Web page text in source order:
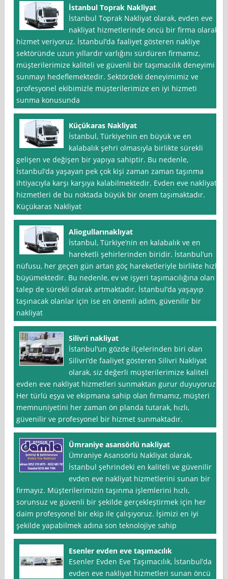
İstanbul Toprak Nakliyat
İstanbul Toprak Nakliyat olarak, evden eve
nakliyat hizmetlerinde öncü bir firma olarak
hizmet veriyoruz. İstanbul’da faaliyet gösteren nakliye
sektöründe uzun yıllardır varlığını sürdüren firmamız,
müşterilerimize kaliteli ve güvenli bir taşımacılık deneyimi
sunmayı hedeflemektedir. Sektördeki deneyimimiz ve
profesyonel ekibimizle müşterilerimize en iyi hizmeti
sunma konusunda
Küçükaras Nakliyat
İstanbul, Türkiye’nin en büyük ve en
kalabalık şehri olmasıyla birlikte sürekli
gelişen ve değişen bir yapıya sahiptir. Bu nedenle,
İstanbul’da yaşayan pek çok kişi zaman zaman taşınma
ihtiyacıyla karşı karşıya kalabilmektedir. Evden eve nakliyat
hizmetleri de bu noktada büyük bir önem taşımaktadır.
Küçükaras Nakliyat
Aliogullarınaklıyat
İstanbul, Türkiye’nin en kalabalık ve en
hareketli şehirlerinden biridir. İstanbul’un
nüfusu, her geçen gün artan göç hareketleriyle birlikte hızla
büyümektedir. Bu nedenle, ev ve işyeri taşımacılığına olan
talep de sürekli olarak artmaktadır. İstanbul’da yaşayıp
taşınacak olanlar için ise en önemli adım, güvenilir bir
nakliyat
Silivri nakliyat
İstanbul‘un gözde ilçelerinden biri olan
Silivri’de faaliyet gösteren Silivri Nakliyat
olarak, siz değerli müşterilerimize kaliteli
evden eve nakliyat hizmetleri sunmaktan gurur duyuyoruz.
Her türlü eşya ve ekipmana sahip olan firmamız, müşteri
memnuniyetini her zaman ön planda tutarak, hızlı,
güvenilir ve profesyonel bir hizmet sunmaktadır.
Ümraniye asansörlü nakliyat
Ümraniye Asansörlü Nakliyat olarak,
İstanbul şehrindeki en kaliteli ve güvenilir
evden eve nakliyat hizmetlerini sunan bir
firmayız. Müşterilerimizin taşınma işlemlerini hızlı,
sorunsuz ve güvenli bir şekilde gerçekleştirmek için her
daim profesyonel bir ekip ile çalışıyoruz. İşimizi en iyi
şekilde yapabilmek adına son teknolojiye sahip
Esenler evden eve taşımacılık
Esenler Evden Eve Taşımacılık, İstanbul’da
evden eve nakliyat hizmetleri sunan öncü